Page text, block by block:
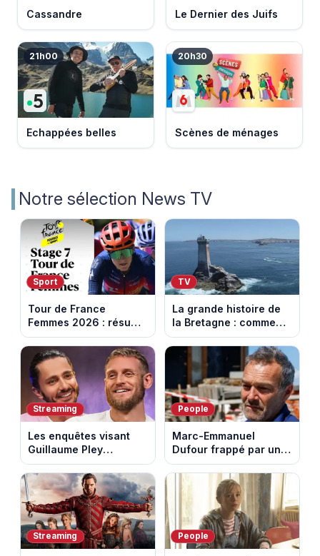
Cassandre Le Dernier des Juifs
21h00
Echappées belles
20h30
Scènes de ménages
Notre sélection News TV
Sport
Tour de France
Femmes 2026 : résumé
vidéo de la 7e étape
avec l'ascension du
Mont Ventoux
TV
La grande histoire de
la Bretagne : comment
les Bretons ont
défendu leur culture
au fil des décennies
Streaming
Les enquêtes visant
Guillaume Pley
poussent Ragnar Le
Breton à quitter la
tournée Legend
People
Marc-Emmanuel
Dufour frappé par un
terrible incendie : son
chalet part en fumée
Streaming People